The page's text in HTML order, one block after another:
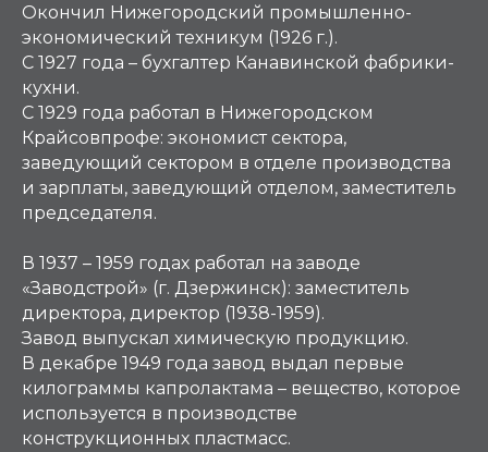
Окончил Нижегородский промышленно-
экономический техникум (1926 г.).
С 1927 года – бухгалтер Канавинской фабрики-
кухни.
С 1929 года работал в Нижегородском
Крайсовпрофе: экономист сектора,
заведующий сектором в отделе производства
и зарплаты, заведующий отделом, заместитель
председателя.
В 1937 – 1959 годах работал на заводе
«Заводстрой» (г. Дзержинск): заместитель
директора, директор (1938-1959).
Завод выпускал химическую продукцию.
В декабре 1949 года завод выдал первые
килограммы капролактама – вещество, которое
используется в производстве
конструкционных пластмасс.